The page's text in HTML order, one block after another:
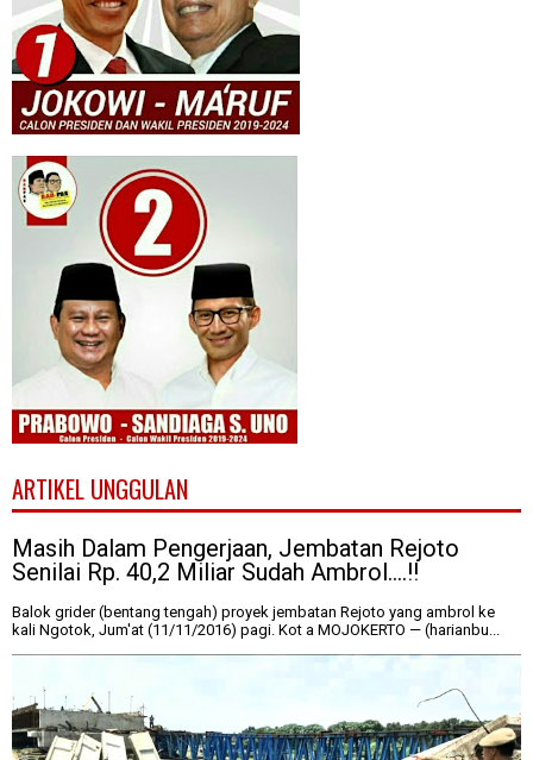
ARTIKEL UNGGULAN
Masih Dalam Pengerjaan, Jembatan Rejoto
Senilai Rp. 40,2 Miliar Sudah Ambrol....!!
Balok grider (bentang tengah) proyek jembatan Rejoto yang ambrol ke
kali Ngotok, Jum'at (11/11/2016) pagi. Kot a MOJOKERTO — (harianbu...